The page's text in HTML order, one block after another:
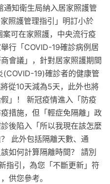
知衛生局納入居家照護管
照護管理指引」明訂小於
可在家照護，中央流行疫
行「COVID-19確診病例居
會議」，針對居家照護期間
19)確診者的健康管
從10天減為5天，此外也將
」！ 新冠疫情進入「防疫
措施，但「輕症免隔離」政
後陷入「所以我現在該怎麼
此外包括隔離天數、通
如何計算隔離時間？ 請別
指引，為您「不斷更新」符
供您參考。